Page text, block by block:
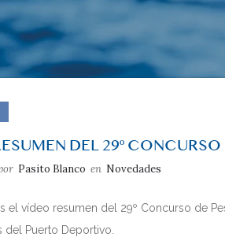
DEL 29º
Pasito Blanco en Novedades
el vídeo resumen del 29º Concurso de
del Puerto Deportivo.